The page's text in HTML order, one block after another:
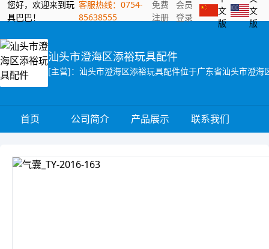
您好，欢迎来到玩
具巴巴！
客服热线：0754-
85638555
免费
注册
会员
登录
文
版
文
版
汕头市澄海区添裕玩具配件
首页 公司简介 产品展示 联系我们